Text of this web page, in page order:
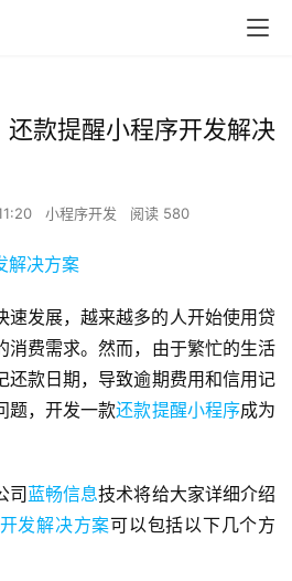
款提醒小程序开发解决
小程序开发 阅读 580
解决方案
速发展，越来越多的人开始使用贷
消费需求。然而，由于繁忙的生活
还款日期，导致逾期费用和信用记
题，开发一款还款提醒小程序成为
司 蓝畅信息技术将给大家详细介绍
发解决方案可以包括以下几个方